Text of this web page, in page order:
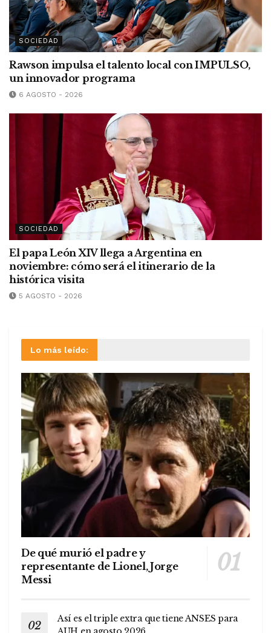
SOCIEDAD
Rawson impulsa el talento local con IMPULSO,
un innovador programa
6 AGOSTO - 2026
SOCIEDAD
El papa León XIV llega a Argentina en
noviembre: cómo será el itinerario de la
histórica visita
5 AGOSTO - 2026
Lo más leído:
De qué murió el padre y
representante de Lionel, Jorge
Messi
Así es el triple extra que tiene ANSES para